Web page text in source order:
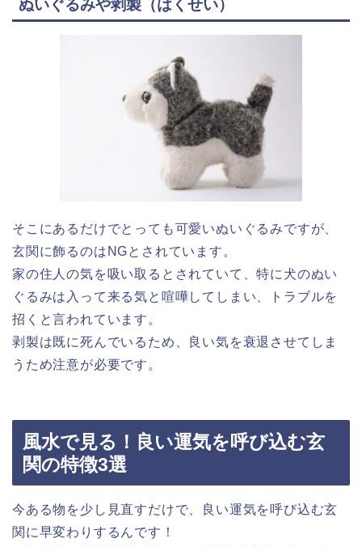
ぬいぐるみや剥製（はくせい）
そこにあるだけでとっても可愛いぬいぐるみですが、
玄関に飾るのはNGとされています。
家の住人の気を吸い取るとされていて、特に犬のぬい
ぐるみは入って来る気と喧嘩してしまい、トラブルを
招くと言われています。
剥製は既に死んでいるため、良い気を衰退させてしま
うため注意が必要です。
風水で見る！良い運気を呼び込む玄
関の特徴3選
今ある物を少し見直すだけで、良い運気を呼び込む玄
関に早変わりするんです！